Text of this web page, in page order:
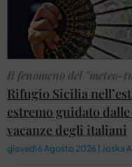
Il fenomeno del "meteo-
Rifugio Sicilia
estremo guidato
vacanze degli italiani
giovedì 6 Agosto 2026 | Joska